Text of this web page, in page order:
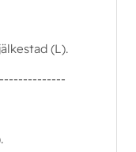
(L).